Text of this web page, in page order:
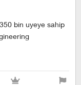
bin uyeye sahip